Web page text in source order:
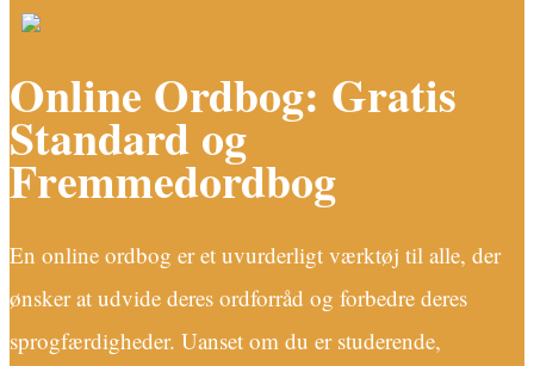
Online Ordbog: Gratis
Standard og
Fremmedordbog
En online ordbog er et uvurderligt værktøj til alle, der
ønsker at udvide deres ordforråd og forbedre deres
sprogfærdigheder. Uanset om du er studerende,